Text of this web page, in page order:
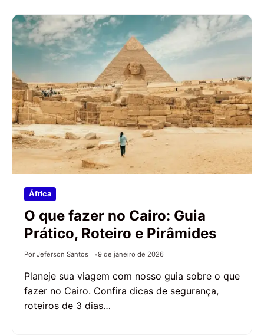
África
O que fazer no Cairo: Guia
Prático, Roteiro e Pirâmides
Por Jeferson Santos 9 de janeiro de 2026
Planeje sua viagem com nosso guia sobre o que
fazer no Cairo. Confira dicas de segurança,
roteiros de 3 dias…